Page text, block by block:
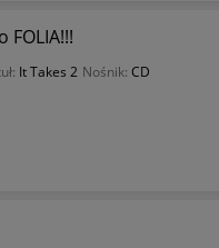
FOLIA!!!
It Takes 2 Nośnik: CD